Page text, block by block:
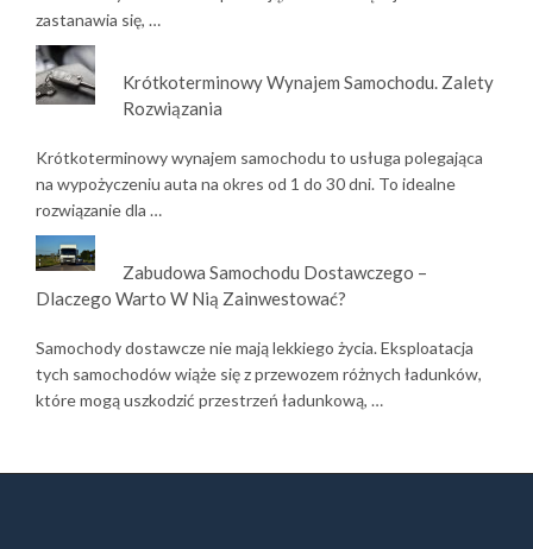
zastanawia się, …
Krótkoterminowy Wynajem Samochodu. Zalety
Rozwiązania
Krótkoterminowy wynajem samochodu to usługa polegająca
na wypożyczeniu auta na okres od 1 do 30 dni. To idealne
rozwiązanie dla …
Zabudowa Samochodu Dostawczego –
Dlaczego Warto W Nią Zainwestować?
Samochody dostawcze nie mają lekkiego życia. Eksploatacja
tych samochodów wiąże się z przewozem różnych ładunków,
które mogą uszkodzić przestrzeń ładunkową, …